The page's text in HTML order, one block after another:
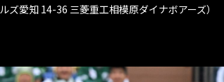
愛知 14-36 三菱重工相模原ダイナボアーズ）